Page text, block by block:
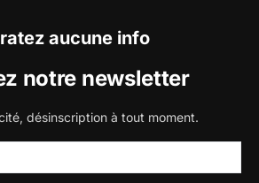
aucune info
notre newsletter
désinscription à tout moment.